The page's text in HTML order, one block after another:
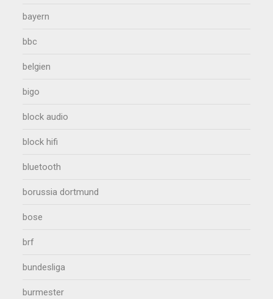
bayern
bbc
belgien
bigo
block audio
block hifi
bluetooth
borussia dortmund
bose
brf
bundesliga
burmester